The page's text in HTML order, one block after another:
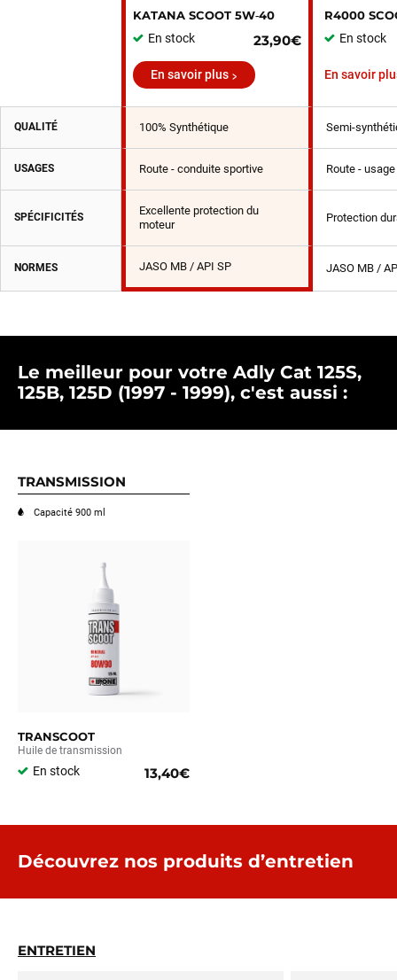
KATANA SCOOT 5W‑40
En stock
23,90€
R4000
En stock
En savoir plus En savoir
QUALITÉ 100% Synthétique Semi-
USAGES Route - conduite sportive Route -
SPÉCIFICITÉS
Excellente protection du
moteur
Protection
NORMES JASO MB / API SP JASO MB /
Le meilleur pour votre Adly Cat 125S,
125B, 125D (1997 - 1999), c'est aussi :
TRANSMISSION
Capacité 900 ml
TRANSCOOT
Huile de transmission
En stock 13,40€
Découvrez nos produits d’entretien
ENTRETIEN